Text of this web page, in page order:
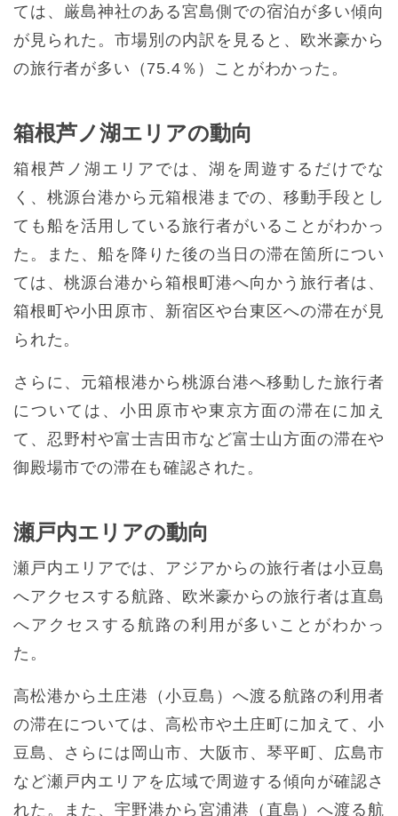
ては、厳島神社のある宮島側での宿泊が多い傾向
が見られた。市場別の内訳を見ると、欧米豪から
の旅行者が多い（75.4％）ことがわかった。
箱根芦ノ湖エリアの動向
箱根芦ノ湖エリアでは、湖を周遊するだけでな
く、桃源台港から元箱根港までの、移動手段とし
ても船を活用している旅行者がいることがわかっ
た。また、船を降りた後の当日の滞在箇所につい
ては、桃源台港から箱根町港へ向かう旅行者は、
箱根町や小田原市、新宿区や台東区への滞在が見
られた。
さらに、元箱根港から桃源台港へ移動した旅行者
については、小田原市や東京方面の滞在に加え
て、忍野村や富士吉田市など富士山方面の滞在や
御殿場市での滞在も確認された。
瀬戸内エリアの動向
瀬戸内エリアでは、アジアからの旅行者は小豆島
へアクセスする航路、欧米豪からの旅行者は直島
へアクセスする航路の利用が多いことがわかっ
た。
高松港から土庄港（小豆島）へ渡る航路の利用者
の滞在については、高松市や土庄町に加えて、小
豆島、さらには岡山市、大阪市、琴平町、広島市
など瀬戸内エリアを広域で周遊する傾向が確認さ
れた。また、宇野港から宮浦港（直島）へ渡る航